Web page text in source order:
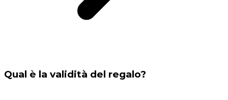
Qual è la validità del regalo?